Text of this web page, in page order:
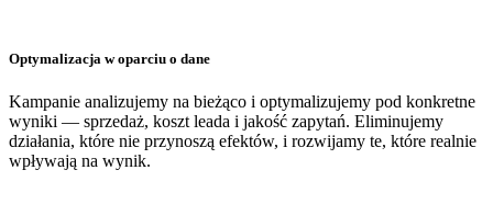
Optymalizacja w oparciu o dane
Kampanie analizujemy na bieżąco i optymalizujemy pod konkretne
wyniki — sprzedaż, koszt leada i jakość zapytań. Eliminujemy
działania, które nie przynoszą efektów, i rozwijamy te, które realnie
wpływają na wynik.